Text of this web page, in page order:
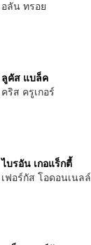
อลัน ทรอย
ลูคัส แบล็ค
คริส ครูเกอร์
ไบรอัน เกอแร็กตี้
เฟอร์กัส โอดอนเนลล์